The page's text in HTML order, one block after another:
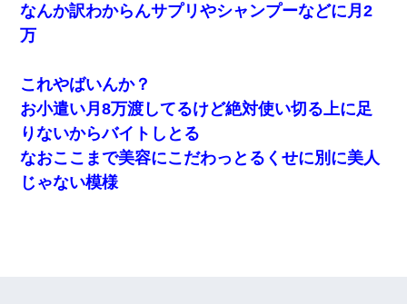
なんか訳わからんサプリやシャンプーなどに月2
万
これやばいんか？
お小遣い月8万渡してるけど絶対使い切る上に足
りないからバイトしとる
なおここまで美容にこだわっとるくせに別に美人
じゃない模様